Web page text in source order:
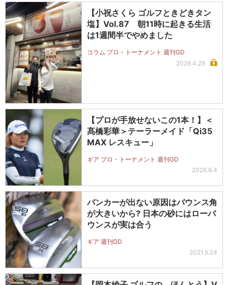
【小祝さくら ゴルフときどきタン
塩】Vol.87 朝11時に起きる生活
は1週間半でやめました
コラム プロ・トーナメント 週刊GD
2026.4.29
【プロが手放せないこの1本！】＜
髙橋彩華＞テーラーメイド「Qi35
MAX レスキュー」
ギア プロ・トーナメント 週刊GD
2026.8.4
バンカーが出ない原因はバウンス角
が大きいから? 日本の砂にはローバ
ウンスが実は合う
ギア 週刊GD
2021.5.24